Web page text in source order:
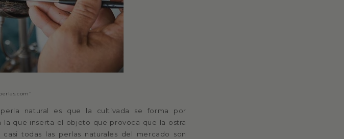
natural es que la cultivada se forma por
la que inserta el objeto que provoca que la ostra
todas las perlas naturales del mercado son